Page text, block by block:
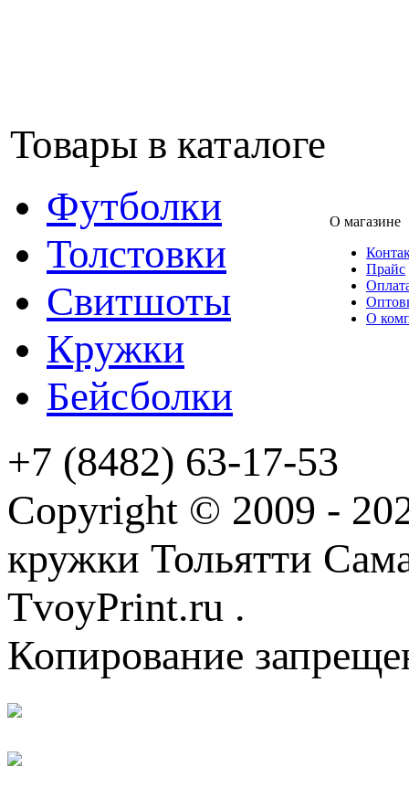
Товары в каталоге
Футболки
Толстовки
Свитшоты
Кружки
Бейсболки
О магазине
Прайс
О
+7 (8482) 63-17-53
Copyright © 2009 -
кружки Тольятти
TvoyPrint.ru .
Копирование